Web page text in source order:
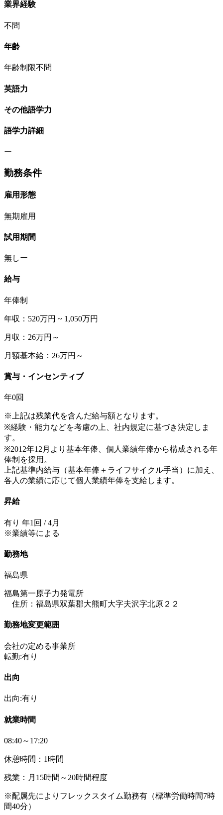
業界経験
不問
年齢
年齢制限不問
英語力
その他語学力
語学力詳細
ー
勤務条件
雇用形態
無期雇用
試用期間
無しー
給与
年俸制
年収：520万円 ~ 1,050万円
月収：26万円～
月額基本給：26万円～
賞与・インセンティブ
年0回
※上記は残業代を含んだ給与額となります。
※経験・能力などを考慮の上、社内規定に基づき決定しま
す。
※2012年12月より基本年俸、個人業績年俸から構成される年
俸制を採用。
上記基準内給与（基本年俸＋ライフサイクル手当）に加え、
各人の業績に応じて個人業績年俸を支給します。
昇給
有り 年1回 / 4月
※業績等による
勤務地
福島県
福島第一原子力発電所
住所：福島県双葉郡大熊町大字夫沢字北原２２
勤務地変更範囲
会社の定める事業所
転勤:有り
出向
出向:有り
就業時間
08:40～17:20
休憩時間：1時間
残業：月15時間～20時間程度
※配属先によりフレックスタイム勤務有（標準労働時間7時
間40分）